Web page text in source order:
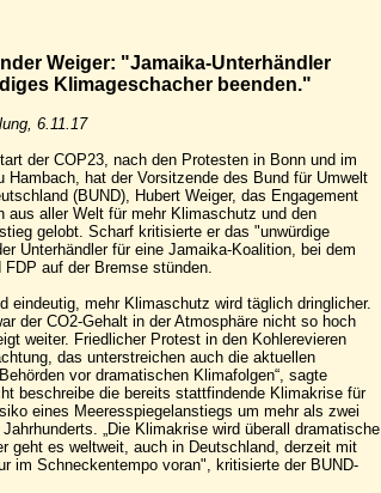
Weiger: "Jamaika-Unterhändler
Klimageschacher beenden."
6.11.17
der COP23, nach den Protesten in Bonn und im
Hambach, hat der Vorsitzende des Bund für Umwelt
(BUND), Hubert Weiger, das Engagement
aus aller Welt für mehr Klimaschutz und den
gelobt. Scharf kritisierte er das "unwürdige
Unterhändler für eine Jamaika-Koalition, bei dem
auf der Bremse stünden.
eindeutig, mehr Klimaschutz wird täglich dringlicher.
der CO2-Gehalt in der Atmosphäre nicht so hoch
weiter. Friedlicher Protest in den Kohlerevieren
das unterstreichen auch die aktuellen
vor dramatischen Klimafolgen“, sagte
beschreibe die bereits stattfindende Klimakrise für
eines Meeresspiegelanstiegs um mehr als zwei
„Die Klimakrise wird überall dramatische
geht es weltweit, auch in Deutschland, derzeit mit
im Schneckentempo voran", kritisierte der BUND-